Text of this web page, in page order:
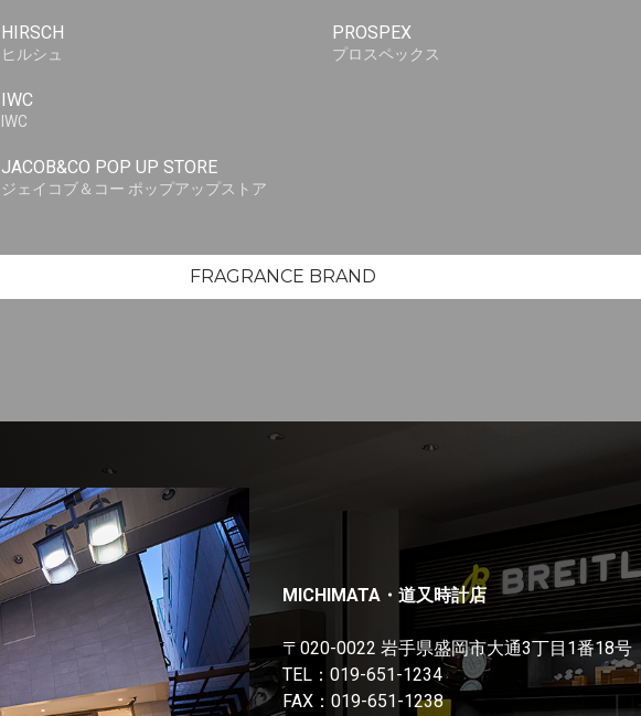
HIRSCH
ヒルシュ
IWC
IWC
JACOB&CO POP UP STORE
ジェイコブ＆コー ポップアップストア
PROSPEX
プロスペックス
FRAGRANCE BRAND
MICHIMATA・道又時計店
〒020-0022 岩手県盛岡市大通3丁目1番18号
TEL： 019-651-1234
FAX：019-651-1238